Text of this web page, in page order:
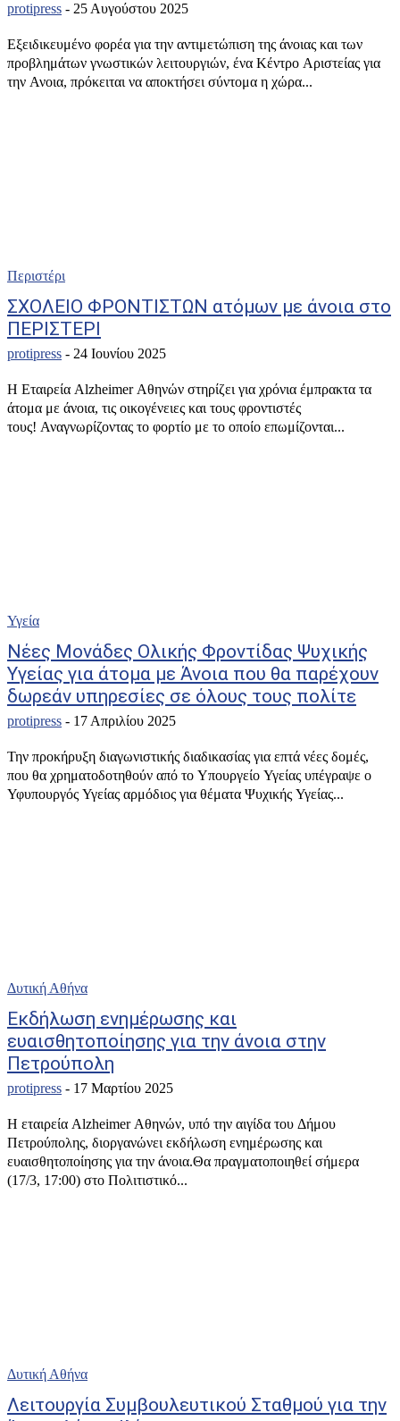
protipress - 25 Αυγούστου 2025
Εξειδικευμένο φορέα για την αντιμετώπιση της άνοιας και των
προβλημάτων γνωστικών λειτουργιών, ένα Κέντρο Αριστείας για
την Ανοια, πρόκειται να αποκτήσει σύντομα η χώρα...
Περιστέρι
ΣΧΟΛΕΙΟ ΦΡΟΝΤΙΣΤΩΝ ατόμων με άνοια στο
ΠΕΡΙΣΤΕΡΙ
protipress - 24 Ιουνίου 2025
Η Εταιρεία Alzheimer Αθηνών στηρίζει για χρόνια έμπρακτα τα
άτομα με άνοια, τις οικογένειες και τους φροντιστές
τους! Αναγνωρίζοντας το φορτίο με το οποίο επωμίζονται...
Υγεία
Νέες Μονάδες Ολικής Φροντίδας Ψυχικής
Υγείας για άτομα με Άνοια που θα παρέχουν
δωρεάν υπηρεσίες σε όλους τους πολίτε
protipress - 17 Απριλίου 2025
Την προκήρυξη διαγωνιστικής διαδικασίας για επτά νέες δομές,
που θα χρηματοδοτηθούν από το Υπουργείο Υγείας υπέγραψε ο
Υφυπουργός Υγείας αρμόδιος για θέματα Ψυχικής Υγείας...
Δυτική Αθήνα
Εκδήλωση ενημέρωσης και
ευαισθητοποίησης για την άνοια στην
Πετρούπολη
protipress - 17 Μαρτίου 2025
Η εταιρεία Alzheimer Αθηνών, υπό την αιγίδα του Δήμου
Πετρούπολης, διοργανώνει εκδήλωση ενημέρωσης και
ευαισθητοποίησης για την άνοια.Θα πραγματοποιηθεί σήμερα
(17/3, 17:00) στο Πολιτιστικό...
Δυτική Αθήνα
Λειτουργία Συμβουλευτικού Σταθμού για την